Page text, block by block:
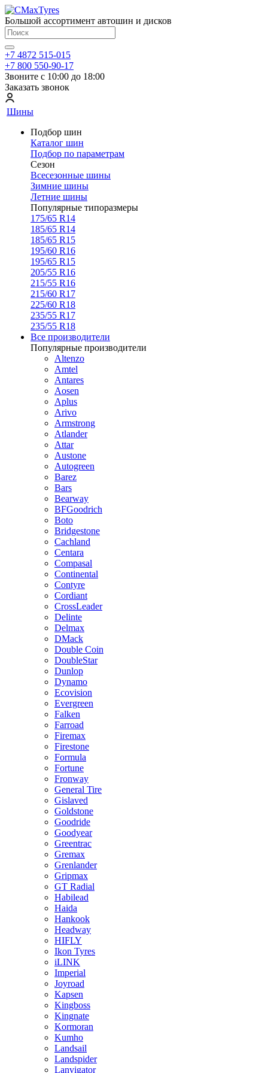
Большой ассортимент автошин и дисков
+7 4872 515-015
+7 800 550-90-17
Звоните с 10:00 до 18:00
Заказать звонок
Шины
Подбор шин
Каталог шин
Подбор по параметрам
Сезон
Всесезонные шины
Зимние шины
Летние шины
Популярные типоразмеры
175/65 R14
185/65 R14
185/65 R15
195/60 R16
195/65 R15
205/55 R16
215/55 R16
215/60 R17
225/60 R18
235/55 R17
235/55 R18
Все производители
Популярные производители
Altenzo
Amtel
Antares
Aosen
Aplus
Arivo
Armstrong
Atlander
Attar
Austone
Autogreen
Barez
Bars
Bearway
BFGoodrich
Boto
Bridgestone
Cachland
Centara
Compasal
Continental
Contyre
Cordiant
CrossLeader
Delinte
Delmax
DMack
Double Coin
DoubleStar
Dunlop
Dynamo
Ecovision
Evergreen
Falken
Farroad
Firemax
Firestone
Formula
Fortune
Fronway
General Tire
Gislaved
Goldstone
Goodride
Goodyear
Greentrac
Gremax
Grenlander
Gripmax
GT Radial
Habilead
Haida
Hankook
Headway
HIFLY
Ikon Tyres
iLINK
Imperial
Joyroad
Kapsen
Kingboss
Kingnate
Kormoran
Kumho
Landsail
Landspider
Lanvigator